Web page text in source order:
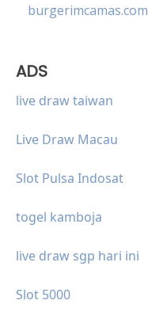
burgerimcamas.com
ADS
live draw taiwan
Live Draw Macau
Slot Pulsa Indosat
togel kamboja
live draw sgp hari ini
Slot 5000